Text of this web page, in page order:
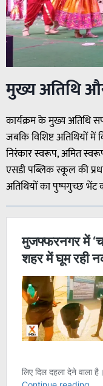
मुख्य अतिथि
कार्यक्रम के मुख्य अतिथि
जबकि विशिष्ट अतिथियों
निरंकार स्वरूप, अमित
एसडी पब्लिक स्कूल की
अतिथियों का पुष्पगुच्छ भेंट